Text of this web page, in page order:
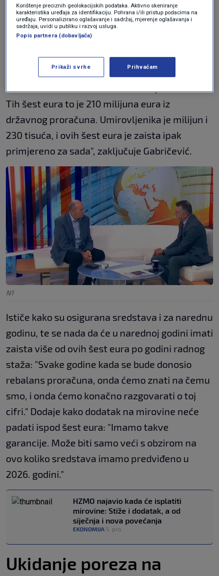
ali nismo mogli nikako. Kad nam je predočeno
pravo stanje državne riznice i kada smo vidjeli
da novca ima samo za četiri eura po godini
radnog staža, rekli smo da se ne možemo
nikako s tim pomiriti. I išlo se na nešto što je
Tih šest eura to je 210 milijuna eura iz
državnog proračuna. Umirovljenika je milijun i
230 tisuća, i ovih šest eura je zaista ipak
primjereno za sada", zaključuje Gabričević.
N1
Ističe kako su osigurana sredstava i za narednu
godinu, te se nada da će u narednoj godini imati
zaista više od ovih šest eura po godini radnog
staža: "Svake godine kada se bude donosio
rebalans proračuna, onda ćemo znati na čemu
smo, i onda ćemo konačno razgovarati o toj
cifri." Dodaje kako dodatak na mirovine neće
padati ispod šest eura: "Imamo takve
garancije. Može biti samo veći s obzirom na
ovo koliko sredstava imamo predviđeno u
2026. godini."
HZMO najavio kada će isplatiti
mirovine: Stiže i dodatak, a od
siječnja i nova povećanja
EKONOMIJA 5. pro.
Ukidanje poreza na
Korištenje preciznih geolokacijskih podataka. Aktivno skeniranje
karakteristika uređaja za identifikaciju. Pohrana i/ili pristup podacima na
uređaju. Personalizirano oglašavanje i sadržaj, mjerenje oglašavanja i
sadržaja, uvidi u publiku i razvoj usluga.
Popis partnera (dobavljača)
Prikaži svrhe Prihvaćam